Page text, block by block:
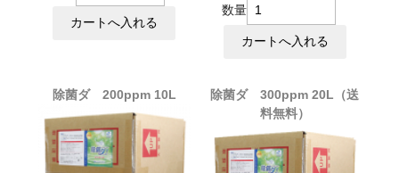
数量
除菌ダ 200ppm 10L
除菌ダ 300ppm 20L（送
料無料）